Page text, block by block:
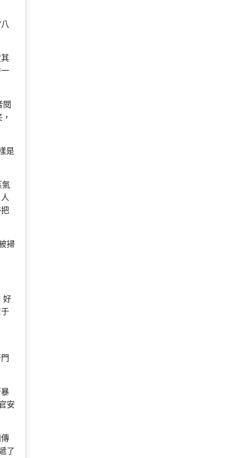
閱
是
氣
掃
好
安
了